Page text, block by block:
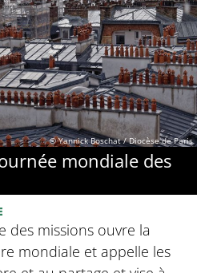
© Yannick Boschat / Diocèse de Paris
mondiale des
des missions ouvre la
mondiale et appelle les